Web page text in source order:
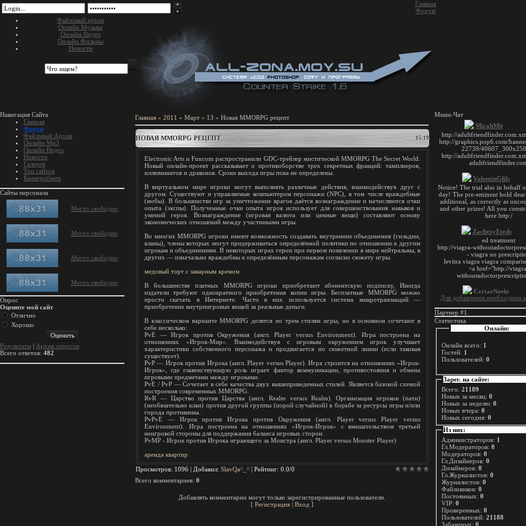
Главная
Форум
Файловый архив
Онлайн Музыка
Онлайн Видео
Онлайн Фильмы
Новости
Навигация Сайта
Главная
Форум
Файловый Архив
Онлайн Mp3
Онлайн Видео
Новости
Галерея
Топ сайтов
Баннеробмен
Сайты персонала
Место свободно
Место свободно
Место свободно
Место свободно
Опрос
Оцените мой сайт
Отлично
Хорошо
Результаты | Архив опросов
Всего ответов: 482
Главная » 2011 » Март » 13 » Новая MMORPG рецепт
15:19
НОВАЯ MMORPG РЕЦЕПТ
Electronic Arts и Funcom распространили GDC-трейлер мистической MMORPG The Secret World.
Новый онлайн-проект рассказывает о противоборстве трех секретных фракций: тамплиеров,
иллюминатов и драконов. Сроки выхода игры пока не определены.
В виртуальном мире игроки могут выполнять различные действия, взаимодействуя друг с
другом. Существуют и управляемые компьютером персонажи (NPC), в том числе враждебные
(мобы). В большинстве игр за уничтожение врагов даётся вознаграждение и начисляются очки
опыта (экспы). Полученные очки опыта игрок использует для совершенствования навыков и
умений героя. Вознаграждение (игровая валюта или ценные вещи) составляют основу
экономических отношений между участниками игры.
Во многих MMORPG игроки имеют возможность создавать внутренние объединения (гильдии,
кланы), члены которых могут придерживаться определённой политики по отношению к другим
игрокам и объединениям. В некоторых играх герои при первом появлении в мире нейтральны, в
других — изначально враждебны к определённым персонажам согласно сюжету игры.
медовый торт с заварным кремом
В большинстве платных MMORPG игроки приобретают абонентскую подписку, Иногда
издатели требуют однократного приобретения копии игры. Бесплатные MMORPG можно
просто скачать в Интернете. Часто в них используется система микротранзакций —
приобретение внутриигровых вещей за реальные деньги.
В классическом варианте MMORPG делятся по трем стилям игры, но в основном сочетают в
себе несколько:
PvE — Игрок против Окружения (англ. Player versus Environment). Игра построена на
отношениях «Игрок-Мир». Взаимодействуя с игровым окружением игрок улучшает
характеристики собственного персонажа и продвигается по сюжетной линии (если таковая
существует).
PvP — Игрок против Игрока (англ. Player versus Player). Игра строится на отношениях «Игрок-
Игрок», где главенствующую роль играет фактор коммуникации, противостояния и обмена
игровыми предметами между игроками.
PvE / PvP — Сочетает в себе качества двух вышеприведенных стилей. Является базовой схемой
построения современных MMORPG.
RvR — Царство против Царства (англ. Realm versus Realm). Организация игроков (пати)
(необязательно клан) против другой группы (порой случайной) в борьбе за ресурсы игры и/или
города противника.
PvPvE — Игрок против Игрока против Окружения (англ. Player versus Player versus
Environment). Игра построена на отношениях «Игрок-Игрок» с вмешательством третьей
неигровой стороны для поддержания баланса игровых сторон.
PvMP - Игрок против Игрока играющего за Монстра (англ. Player versus Monster Player)
аренда квартир
Просмотров: 1096 | Добавил: SlavQa^_^ | Рейтинг: 0.0/0
Всего комментариев: 0
Добавлять комментарии могут только зарегистрированные пользователи.
[ Регистрация| Вход ]
Мини-Чат
Для добавления необходима
Партнер #1
Статистика
Онлайн:
Онлайн всего: 1
Гостей: 1
Пользователей:0
Зарег. на сайте:
Всего:21189
Новых за месяц:0
Новых за неделю:0
Новых вчера:0
Новых сегодня:0
Из них:
Администраторов: 1
Гл.Модераторов:0
Модераторов:0
Гл.Дизайнеров:0
Дизайнеров:0
Гл.Журналистов:0
Журналистов:0
Файловиков:0
Постоянных:0
VIP:0
Проверенных:0
Пользователей:21188
Забаненых:0